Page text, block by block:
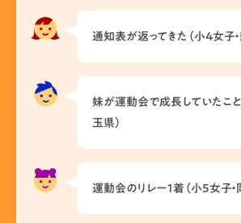
通知表が返ってきた（小4女子・
妹が運動会で成長していたこと
玉県）
運動会のリレー1着（小5女子・